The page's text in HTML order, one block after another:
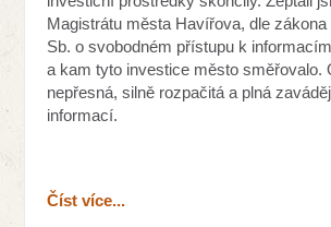
Magistrátu města Havířova, dle zákona
Sb. o svobodném přístupu k
a kam tyto investice město směřovalo.
nepřesná, silně rozpačitá a plná
informací.
Číst více...